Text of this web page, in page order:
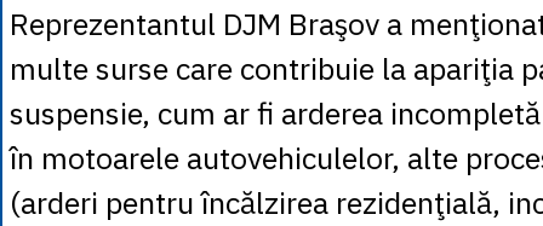
Reprezentantul DJM Braşov a
multe surse care contribuie la apariţia
suspensie, cum ar fi arderea
în motoarele autovehiculelor, alte
(arderi pentru încălzirea rezidenţială,